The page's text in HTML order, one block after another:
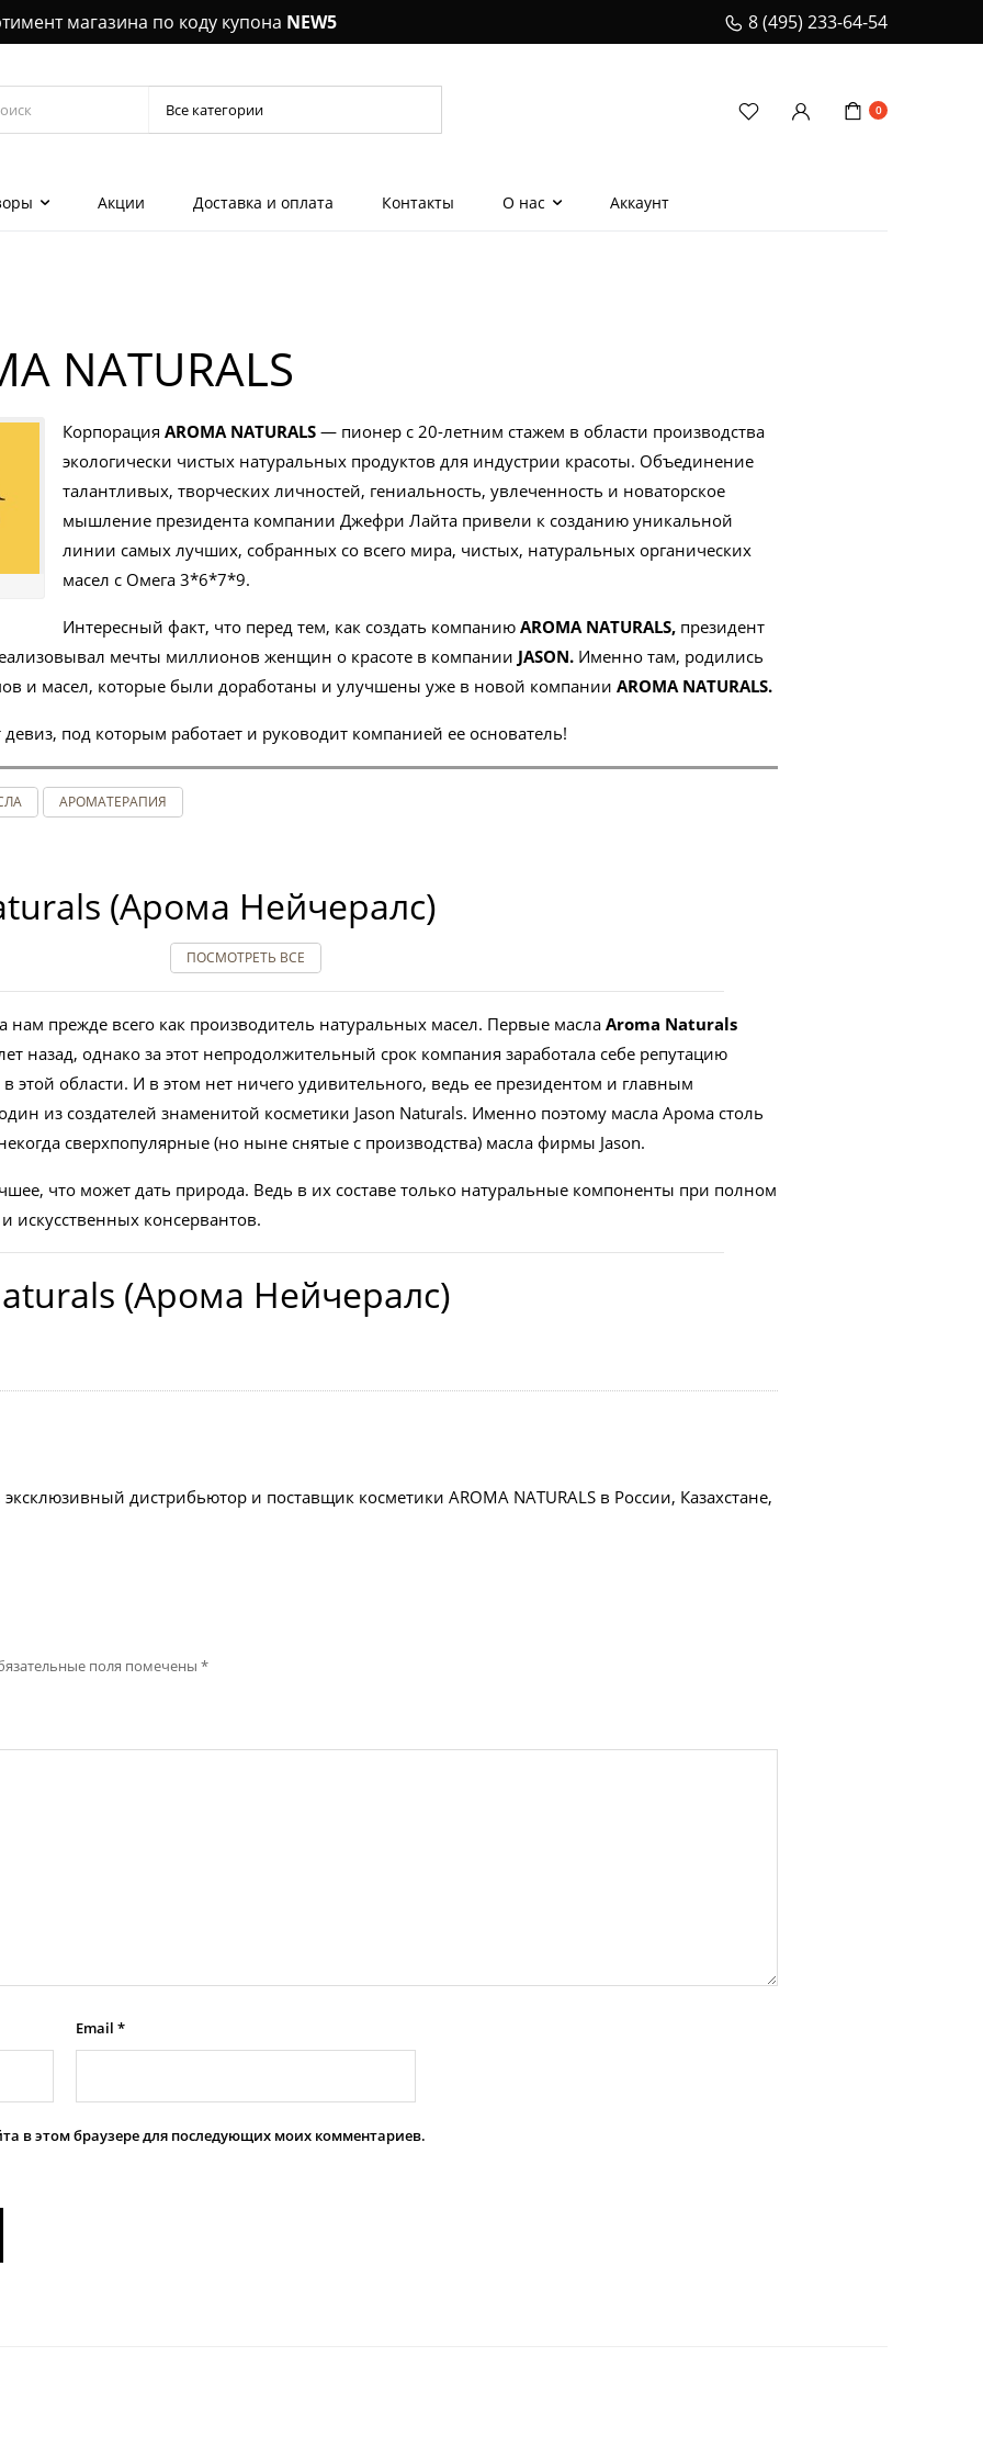
магазина по коду купона NEW5 8 (495) 233-64-54
0
для
концентраты
для глаз
очищение
Уход за телом
Акции Доставка и оплата Контакты О нас Аккаунт
NATURALS
Корпорация AROMA NATURALS— пионер с 20-летним стажем в области производства
экологически чистых натуральных продуктов для индустрии красоты. Объединение
талантливых, творческих личностей, гениальность, увлеченность и новаторское
мышление президента компании Джефри Лайта привели к созданию уникальной
линии самых лучших, собранных со всего мира, чистых, натуральных органических
масел с Омега 3*6*7*9.
Интересный факт, что перед тем, как создать компанию AROMA NATURALS,президент
мечты миллионов женщин о красоте в компании JASON. Именно там, родились
и масел, которые были доработаны и улучшены уже в новой компании AROMA NATURALS.
под которым работает и руководит компанией ее основатель!
АРОМАТЕРАПИЯ
(Арома Нейчералс)
ПОСМОТРЕТЬ ВСЕ
нам прежде всего как производитель натуральных масел. Первые масла Aroma Naturals
назад, однако за этот непродолжительный срок компания заработала себе репутацию
этой области. И в этом нет ничего удивительного, ведь ее президентом и главным
из создателей знаменитой косметики Jason Naturals. Именно поэтому масла Арома столь
сверхпопулярные (но ныне снятые с производства) масла фирмы Jason.
что может дать природа. Ведь в их составе только натуральные компоненты при полном
искусственных консервантов.
(Арома Нейчералс)
дистрибьютор и поставщик косметики AROMA NATURALS в России, Казахстане,
поля помечены *
Email *
в этом браузере для последующих моих комментариев.